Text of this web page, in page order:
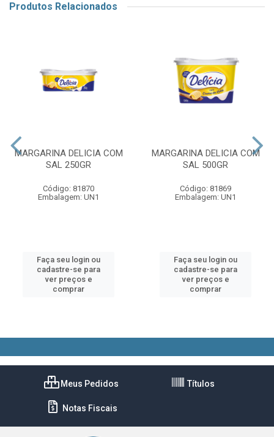
Produtos Relacionados
MARGARINA DELICIA COM
SAL 250GR
Código: 81870
Embalagem: UN1
Faça seu login ou
cadastre-se para
ver preços e
comprar
MARGARINA DELICIA COM
SAL 500GR
Código: 81869
Embalagem: UN1
Faça seu login ou
cadastre-se para
ver preços e
comprar
Meus Pedidos Títulos
Notas Fiscais